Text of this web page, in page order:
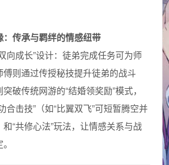
：传承与羁绊的情感纽带
向成长”设计：徒弟完成任务可为师
傅则通过传授秘技提升徒弟的战斗
破传统网游的“结婚领奖励”模式，
合击技”（如“比翼双飞”可短暂腾空并
“共修心法”玩法，让情感关系与战